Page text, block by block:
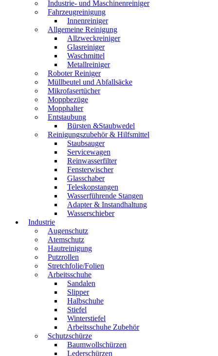
Industrie- und Maschinenreiniger
Fahrzeugreinigung
Innenreiniger
Allgemeine Reinigung
Allzweckreiniger
Glasreiniger
Waschmittel
Metallreiniger
Roboter Reiniger
Müllbeutel und Abfallsäcke
Mikrofasertücher
Moppbezüge
Mopphalter
Entstaubung
Bürsten &Staubwedel
Reinigungszubehör & Hilfsmittel
Staubsauger
Servicewagen
Reinwasserfilter
Fensterwischer
Glasschaber
Teleskopstangen
Wasserführende Stangen
Adapter & Instandhaltung
Wasserschieber
Industrie
Augenschutz
Atemschutz
Hautreinigung
Putzrollen
Stretchfolie/Folien
Arbeitsschuhe
Sandalen
Slipper
Halbschuhe
Stiefel
Winterstiefel
Arbeitsschuhe Zubehör
Schutzschürze
Baumwollschürzen
Lederschürzen